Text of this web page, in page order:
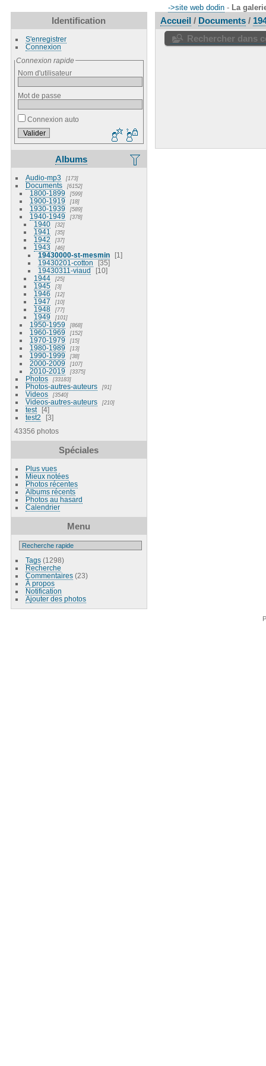
->site web dodin - La
Identification
S'enregistrer
Connexion
Connexion rapide
Nom d'utilisateur
Mot de passe
Connexion auto
Albums
Audio-mp3 173
Documents 6152
1800-1899 599
1900-1919 18
1930-1939 589
1940-1949 378
1940 32
1941 35
1942 37
1943 46
19430000-st-mesmin
1
19430201-cotton
35
19430311-viaud
10
1944
25
1945 3
1946 12
1947 10
1948 77
1949 101
1950-1959 868
1960-1969 152
1970-1979 15
1980-1989 13
1990-1999 38
2000-2009 107
2010-2019 3375
Photos 33183
Photos-autres-auteurs 91
Videos 3540
Videos-autres-auteurs 210
test
4
test2
3
43356 photos
Spéciales
Plus vues
Mieux notées
Photos récentes
Albums récents
Photos au hasard
Calendrier
Menu
Tags(1298)
Recherche
Commentaires(23)
À propos
Notification
Ajouter des photos
Accueil/ Documents/
Rechercher dans